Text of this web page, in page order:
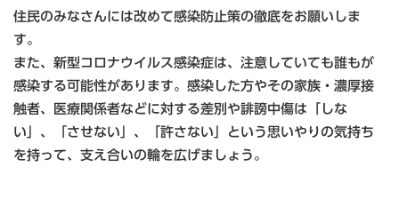
住民のみなさんには改めて感染防止策の徹底をお願いしま
す。
また、新型コロナウイルス感染症は、注意していても誰もが
感染する可能性があります。感染した方やその家族・濃厚接
触者、医療関係者などに対する差別や誹謗中傷は「しな
い」、「させない」、「許さない」という思いやりの気持ち
を持って、支え合いの輪を広げましょう。